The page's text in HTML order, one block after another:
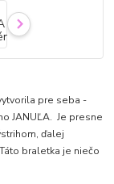
pre seba -
JANUĽA. Je presne
ďalej
braletka je niečo